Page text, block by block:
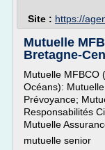
Site : https://
Mutuelle
Bretagne-
Mutuelle MFBCO
Océans):
Prévoyance;
Responsabilités
Mutuelle
mutuelle senior